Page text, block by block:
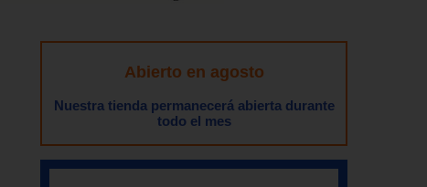
Abierto en agosto
Nuestra tienda permanecerá abierta durante
todo el mes